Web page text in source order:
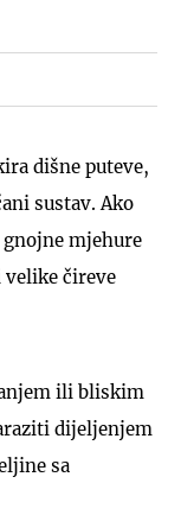
dišne puteve,
sustav. Ako
mjehure
velike čireve
ili bliskim
dijeljenjem
sa